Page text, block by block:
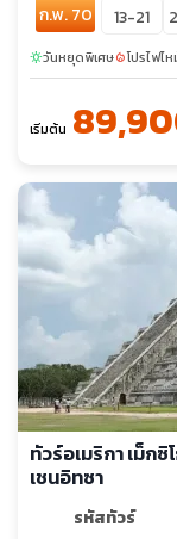
ก.พ. 70 13-21
sunnyวันหยุดพิเศษlocal_fire_departmentโปรไฟไ
เริ่มต้น
ทัวร์อเมริกา เม็ก
เชนอิทซา
รหัสทัวร์